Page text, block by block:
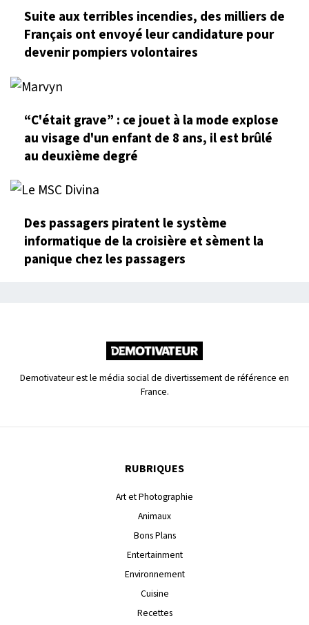
Suite aux terribles incendies, des milliers de
Français ont envoyé leur candidature pour
devenir pompiers volontaires
“C'était grave” : ce jouet à la mode explose
au visage d'un enfant de 8 ans, il est brûlé
au deuxième degré
Des passagers piratent le système
informatique de la croisière et sèment la
panique chez les passagers
Demotivateur est le média social de divertissement de référence en
France.
RUBRIQUES
Art et Photographie
Animaux
Bons Plans
Entertainment
Environnement
Cuisine
Recettes